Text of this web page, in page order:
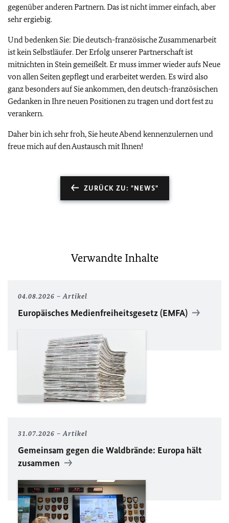
gegenüber anderen Partnern. Das ist nicht immer einfach, aber
sehr ergiebig.
Und bedenken Sie: Die deutsch-französische Zusammenarbeit
ist kein Selbstläufer. Der Erfolg unserer Partnerschaft ist
mitnichten in Stein gemeißelt. Er muss immer wieder aufs Neue
von allen Seiten gepflegt und erarbeitet werden. Es wird also
ganz besonders auf Sie ankommen, den deutsch-französischen
Gedanken in Ihre neuen Positionen zu tragen und dort fest zu
verankern.
Daher bin ich sehr froh, Sie heute Abend kennenzulernen und
freue mich auf den Austausch mit Ihnen!
ZURÜCK ZU: "NEWS"
Verwandte Inhalte
04.08.2026 Artikel
Europäisches Medienfreiheitsgesetz (EMFA)
31.07.2026 Artikel
Gemeinsam gegen die Waldbrände: Europa hält
zusammen